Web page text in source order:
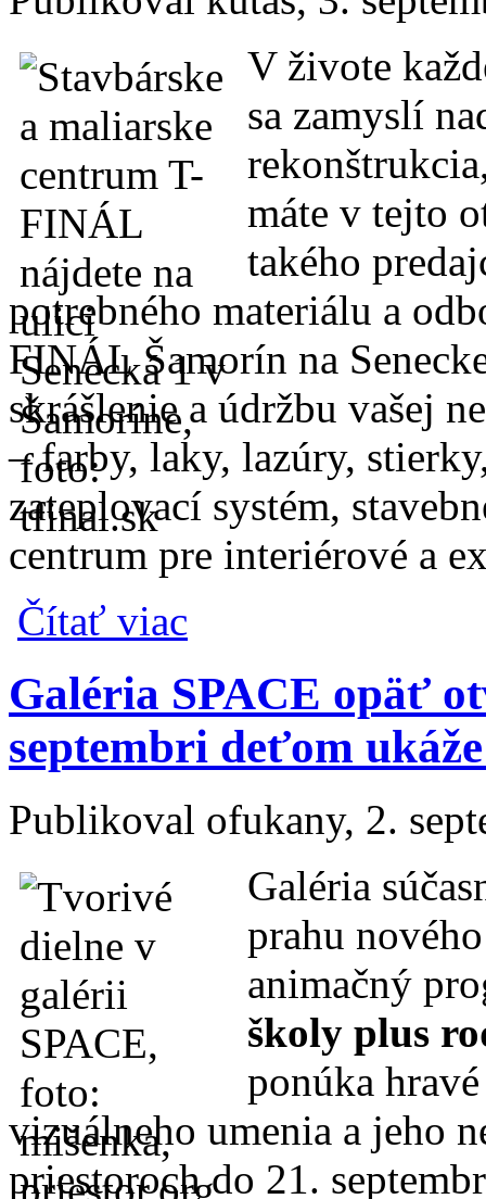
V živote
sa zamyslí
máte v tejto
takého
potrebného materiálu a
FINÁL Šamorín na
skrášlenie a údržbu vašej
– farby, laky, lazúry,
zateplovací systém,
centrum pre interiérové a
Čítať viac
Galéria SPACE opäť
septembri deťom
Publikoval ofukany, 2.
Galéria
prahu
animačný
školy plus
ponúka
vizuálneho umenia a jeho
priestoroch do 21.